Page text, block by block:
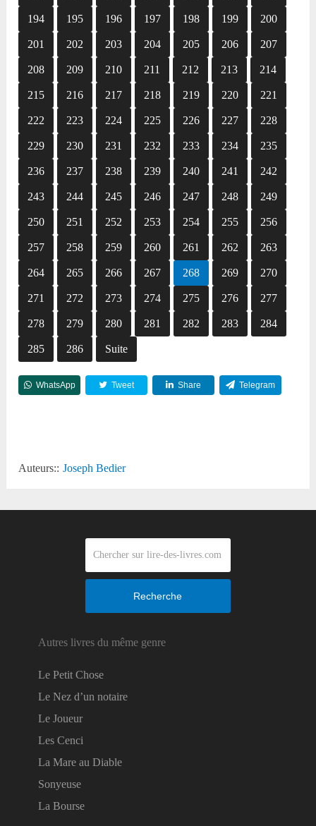
194 195 196 197 198 199 200
201 202 203 204 205 206 207
208 209 210 211 212 213 214
215 216 217 218 219 220 221
222 223 224 225 226 227 228
229 230 231 232 233 234 235
236 237 238 239 240 241 242
243 244 245 246 247 248 249
250 251 252 253 254 255 256
257 258 259 260 261 262 263
264 265 266 267 268 269 270
271 272 273 274 275 276 277
278 279 280 281 282 283 284
285 286 Suite
WhatsApp Tweet Share Telegram
Auteurs:: Joseph Bedier
Recherche
Autres livres du même genre
Le Petit Chose
Le Nez d’un notaire
Le Joueur
Les Cenci
La Mare au Diable
Sonyeuse
La Bourse